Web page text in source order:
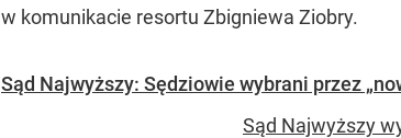
w komunikacie resortu Zbigniewa Ziobry.
Sąd Najwyższy: Sędziowie wybrani przez
Sąd Najwyższy